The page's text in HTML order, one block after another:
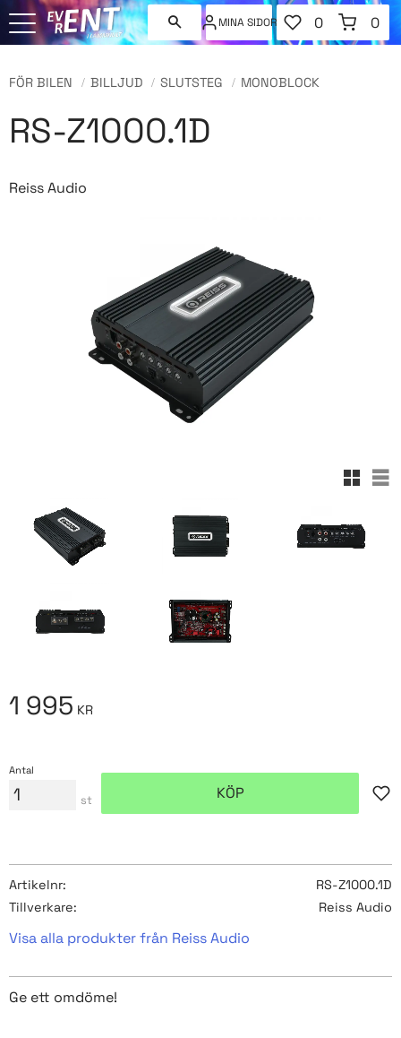
MINA SIDOR
FAVORITER
ANTAL
0
KUNDVAGN
0
FÖR BILEN BILLJUD SLUTSTEG MONOBLOCK
RS-Z1000.1D
Reiss Audio
1 995 KR
Antal
st KÖP
Artikelnr
RS-Z1000.1D
Tillverkare
Reiss Audio
Visa alla produkter från Reiss Audio
Ge ett omdöme!